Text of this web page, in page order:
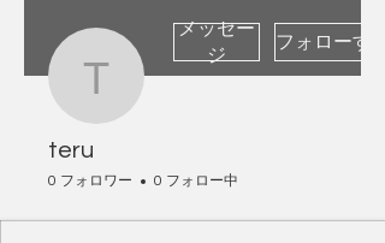
teru
メッセー
ジ
フォローする
teru
0 フォロワー 0 フォロー中